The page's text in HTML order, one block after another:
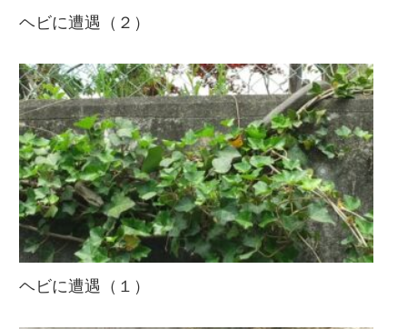
ヘビに遭遇（２）
ヘビに遭遇（１）